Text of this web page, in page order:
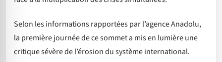
Selon les informations rapportées par l’agence Anadolu,
la première journée de ce sommet a mis en lumière une
critique sévère de l’érosion du système international.